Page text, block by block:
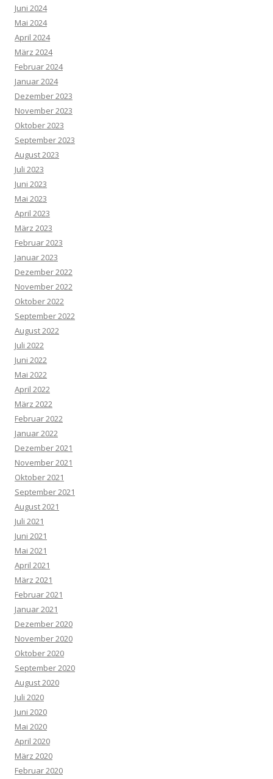
Juni 2024
Mai 2024
April 2024
März 2024
Februar 2024
Januar 2024
Dezember 2023
November 2023
Oktober 2023
September 2023
August 2023
Juli 2023
Juni 2023
Mai 2023
April 2023
März 2023
Februar 2023
Januar 2023
Dezember 2022
November 2022
Oktober 2022
September 2022
August 2022
Juli 2022
Juni 2022
Mai 2022
April 2022
März 2022
Februar 2022
Januar 2022
Dezember 2021
November 2021
Oktober 2021
September 2021
August 2021
Juli 2021
Juni 2021
Mai 2021
April 2021
März 2021
Februar 2021
Januar 2021
Dezember 2020
November 2020
Oktober 2020
September 2020
August 2020
Juli 2020
Juni 2020
Mai 2020
April 2020
März 2020
Februar 2020